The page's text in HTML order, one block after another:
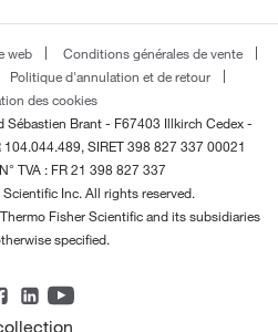
web
Conditions générales de vente
Politique d'annulation et de retour
des cookies
Sébastien Brant - F67403 Illkirch Cedex -
104.044.489, SIRET 398 827 337 00021
TVA : FR 21 398 827 337
Inc. All rights reserved.
Fisher Scientific and its subsidiaries
specified.